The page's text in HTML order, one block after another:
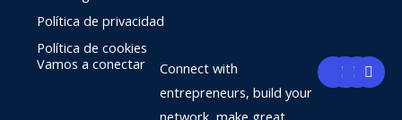
Política de privacidad
Política de cookies
Vamos a conectar
Connect with
entrepreneurs, build your
F
c
Y
u
I
s
L
i
n